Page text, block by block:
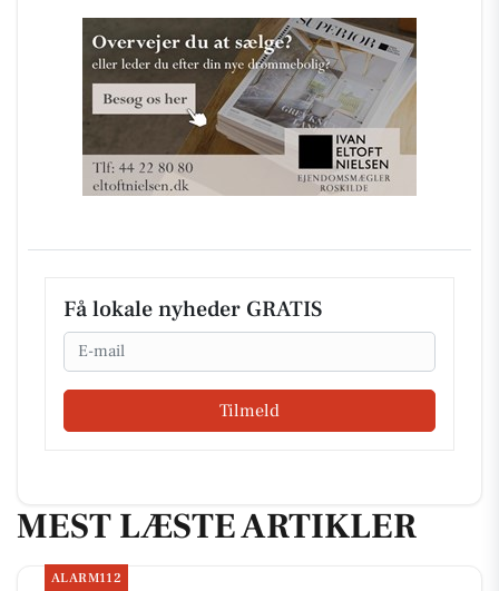
Få lokale nyheder GRATIS
Email
Tilmeld
MEST LÆSTE ARTIKLER
ALARM112